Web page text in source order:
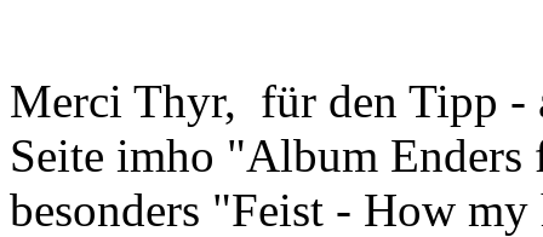
Merci Thyr, für den Tipp -
Seite imho "Album
besonders "Feist - How my